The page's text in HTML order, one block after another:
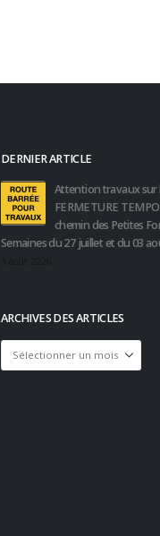
DERNIER ARTICLE
Attention travaux sur
FERMETURE
chemin des Petites
Semaines du 27 juillet et du 03
ARCHIVES DES ARTICLES
Archives
des